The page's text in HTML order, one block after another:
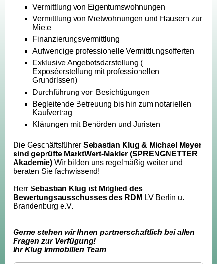
Vermittlung von Eigentumswohnungen
Vermittlung von Mietwohnungen und Häusern zur
Miete
Finanzierungsvermittlung
Aufwendige professionelle Vermittlungsofferten
Exklusive Angebotsdarstellung (
Exposéerstellung mit professionellen
Grundrissen)
Durchführung von Besichtigungen
Begleitende Betreuung bis hin zum notariellen
Kaufvertrag
Klärungen mit Behörden und Juristen
Die GeschäftsführerSebastian Klug & Michael Meyer
sind geprüfte MarktWert-Makler (SPRENGNETTER
Akademie) Wir bilden uns regelmäßig weiter und
beraten Sie fachwissend!
HerrSebastian Klug ist Mitglied des
Bewertungsausschusses des RDM LV Berlin u.
Brandenburg e.V.
Gerne stehen wir Ihnen partnerschaftlich bei allen
Fragen zur Verfügung!
Ihr Klug Immobilien Team